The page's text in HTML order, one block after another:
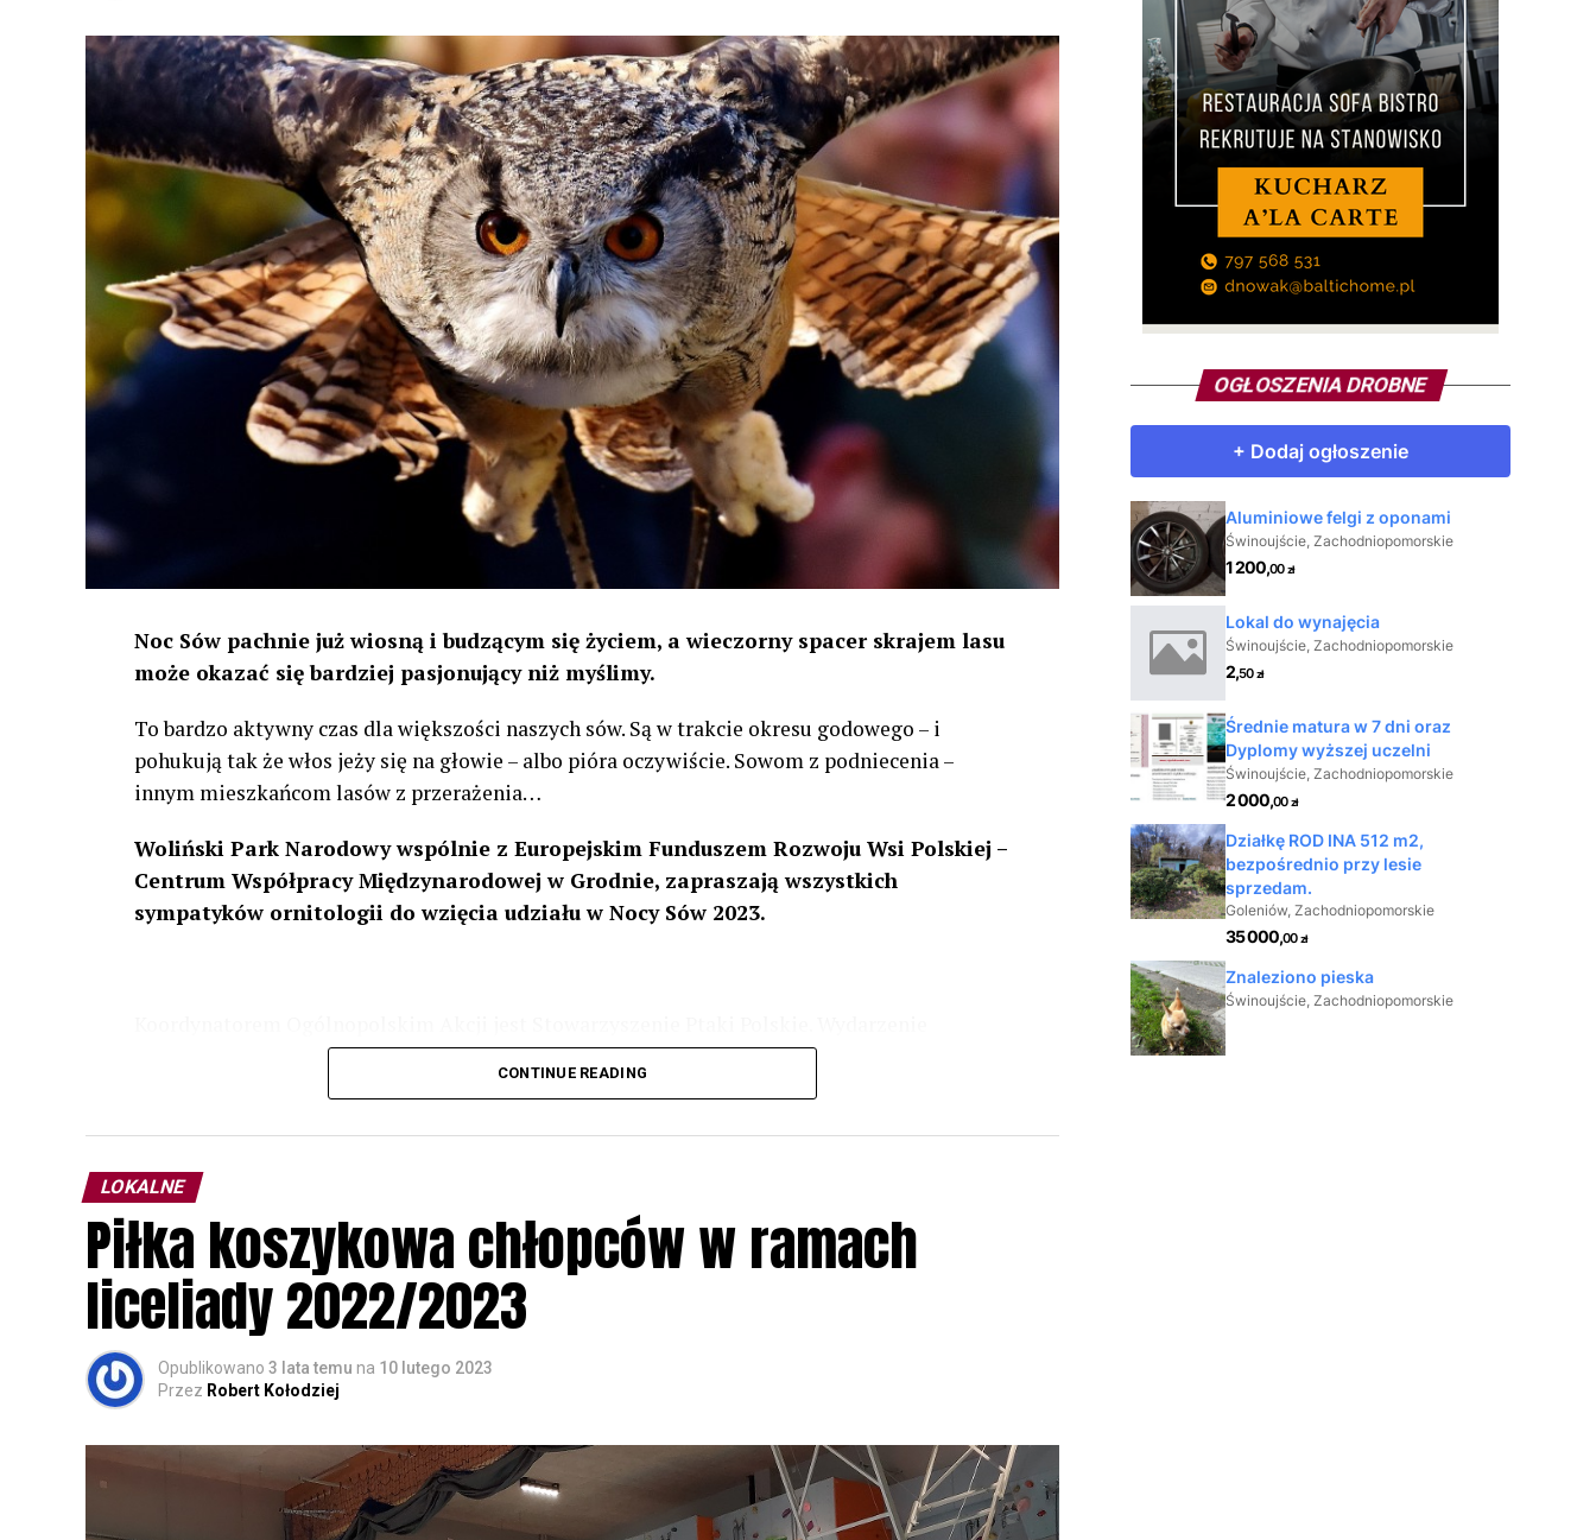
Noc Sów pachnie już wiosną i budzącym się życiem, a wieczorny spacer skrajem lasu
może okazać się bardziej pasjonujący niż myślimy.
To bardzo aktywny czas dla większości naszych sów. Są w trakcie okresu godowego – i
pohukują tak że włos jeży się na głowie – albo pióra oczywiście. Sowom z podniecenia –
innym mieszkańcom lasów z przerażenia…
Woliński Park Narodowy wspólnie z Europejskim Funduszem Rozwoju Wsi Polskiej –
Centrum Współpracy Międzynarodowej w Grodnie, zapraszają wszystkich
sympatyków ornitologii do wzięcia udziału w Nocy Sów 2023.
odbędzie się w dniach24 i 25 lutego 2023 r. wg harmonogramu przedstawionego na
Wszystkich uczestników zapraszamy do udziału w Akcji, włączenia się w aktywne
rozpoznawanie głosów sów i wymianę doświadczeń przy grillu.Na wydarzenie obowiązują
zapisy.
CONTINUE READING
LOKALNE
Piłka koszykowa chłopców w ramach
liceliady 2022/2023
Opublikowano 3 lata temu na 10 lutego 2023
Przez Robert Kołodziej
OGŁOSZENIA DROBNE